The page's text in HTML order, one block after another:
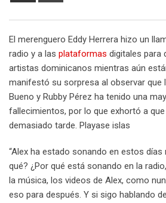
El merenguero Eddy Herrera hizo un
radio y a las plataformas digitales para
artistas dominicanos mientras aún
manifestó su sorpresa al observar que
Bueno y Rubby Pérez ha tenido una
fallecimientos, por lo que exhortó a
demasiado tarde. Playase islas
“Alex ha estado sonando en estos días
qué? ¿Por qué está sonando en la
la música, los videos de Alex, como
eso para después. Y si sigo hablando